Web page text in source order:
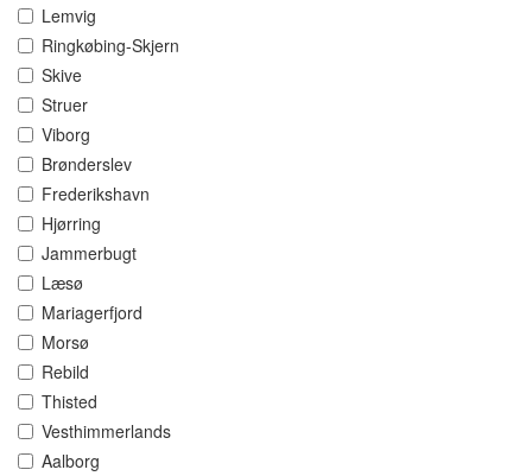
Lemvig
Ringkøbing-Skjern
Skive
Struer
Viborg
Brønderslev
Frederikshavn
Hjørring
Jammerbugt
Læsø
Mariagerfjord
Morsø
Rebild
Thisted
Vesthimmerlands
Aalborg